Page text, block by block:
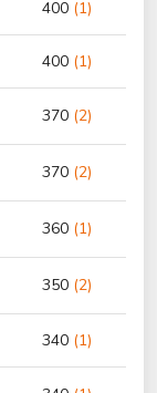
400 (1)
400 (1)
370 (2)
370 (2)
360 (1)
350 (2)
340 (1)